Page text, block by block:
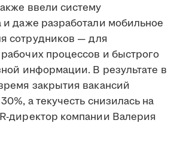
ввели систему
и даже разработали мобильное
сотрудников — для
процессов и быстрого
информации. В результате в
закрытия вакансий
а текучесть снизилась на
директор компании Валерия